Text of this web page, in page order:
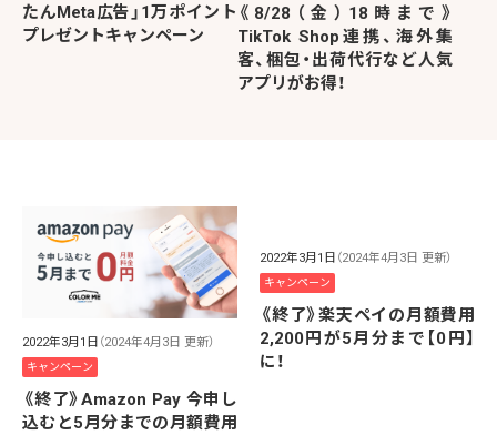
たんMeta広告」1万ポイント
プレゼントキャンペーン
《8/28（金）18時まで》
TikTok Shop連携、海外集
客、梱包・出荷代行など人気
アプリがお得！
2022年3月1日 （2024年4月3日 更新）
キャンペーン
《終了》Amazon Pay 今申し
込むと5月分までの月額費用
2022年3月1日 （2024年4月3日 更新）
キャンペーン
《終了》楽天ペイの月額費用
2,200円が5月分まで【0円】
に！